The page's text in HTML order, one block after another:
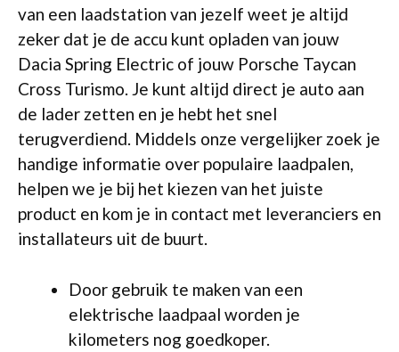
van een laadstation van jezelf weet je altijd
zeker dat je de accu kunt opladen van jouw
Dacia Spring Electric of jouw Porsche Taycan
Cross Turismo. Je kunt altijd direct je auto aan
de lader zetten en je hebt het snel
terugverdiend. Middels onze vergelijker zoek je
handige informatie over populaire laadpalen,
helpen we je bij het kiezen van het juiste
product en kom je in contact met leveranciers en
installateurs uit de buurt.
Door gebruik te maken van een
elektrische laadpaal worden je
kilometers nog goedkoper.